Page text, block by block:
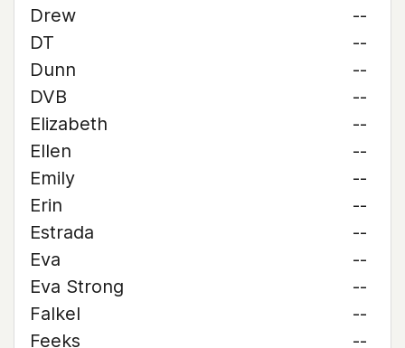
Drew
--
DT
--
Dunn
--
DVB
--
Elizabeth
--
Ellen
--
Emily
--
Erin
--
Estrada
--
Eva
--
Eva Strong
--
Falkel
--
Feeks
--